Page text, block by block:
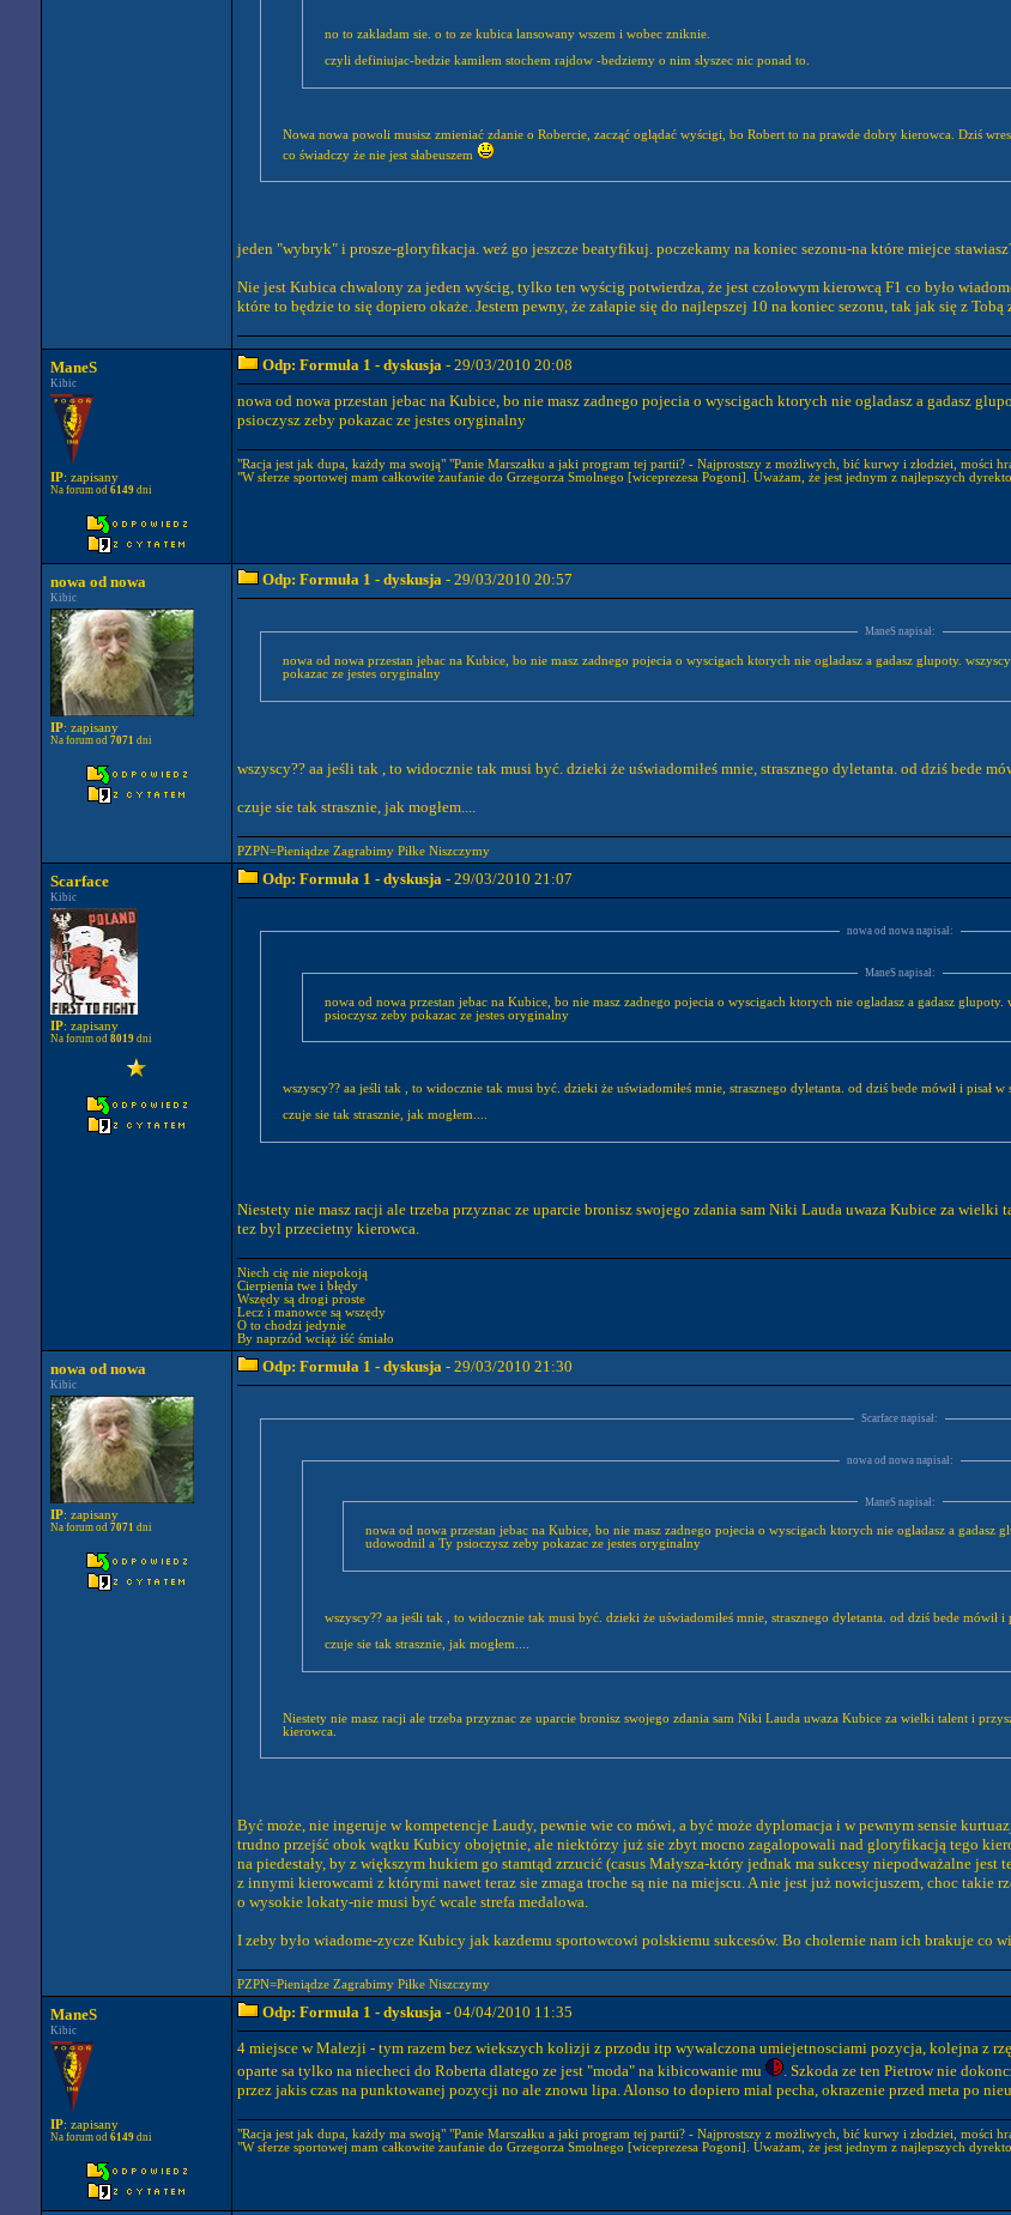
no to zakladam sie. o to ze kubica lansowany wszem i wobec zniknie.
czyli definiujac-bedzie kamilem stochem rajdow -bedziemy o nim slyszec nic ponad to.
Nowa nowa powoli musisz zmieniać zdanie o Robercie, zacząć oglądać wyścigi, bo Robert to na prawde dobry kierowca. Dziś
co świadczy że nie jest słabeuszem
jeden "wybryk" i prosze-gloryfikacja. weź go jeszcze beatyfikuj. poczekamy na koniec sezonu-na które miejce
Nie jest Kubica chwalony za jeden wyścig, tylko ten wyścig potwierdza, że jest czołowym kierowcą F1 co było
które to będzie to się dopiero okaże. Jestem pewny, że załapie się do najlepszej 10 na koniec sezonu, tak jak się z
ManeS
Kibic
IP: zapisany
Na forum od 6149 dni
Odp: Formuła 1 - dyskusja - 29/03/2010 20:08
nowa od nowa przestan jebac na Kubice, bo nie masz zadnego pojecia o wyscigach ktorych nie ogladasz a gadasz
psioczysz zeby pokazac ze jestes oryginalny
"Racja jest jak dupa, każdy ma swoją" "Panie Marszałku a jaki program tej partii? - Najprostszy z możliwych, bić kurwy i złodziei, mości
"W sferze sportowej mam całkowite zaufanie do Grzegorza Smolnego [wiceprezesa Pogoni]. Uważam, że jest jednym z najlepszych
nowa od nowa
Kibic
IP: zapisany
Na forum od 7071 dni
Odp: Formuła 1 - dyskusja - 29/03/2010 20:57
ManeS napisał:
nowa od nowa przestan jebac na Kubice, bo nie masz zadnego pojecia o wyscigach ktorych nie ogladasz a gadasz glupoty.
pokazac ze jestes oryginalny
wszyscy?? aa jeśli tak , to widocznie tak musi być. dzieki że uświadomiłeś mnie, strasznego dyletanta. od dziś bede
czuje sie tak strasznie, jak mogłem....
PZPN=Pieniądze Zagrabimy Piłke Niszczymy
Scarface
Kibic
IP: zapisany
Na forum od 8019 dni
Odp: Formuła 1 - dyskusja - 29/03/2010 21:07
nowa od nowa napisał:
ManeS napisał:
nowa od nowa przestan jebac na Kubice, bo nie masz zadnego pojecia o wyscigach ktorych nie ogladasz a gadasz
psioczysz zeby pokazac ze jestes oryginalny
wszyscy?? aa jeśli tak , to widocznie tak musi być. dzieki że uświadomiłeś mnie, strasznego dyletanta. od dziś bede mówił i pisał
czuje sie tak strasznie, jak mogłem....
Niestety nie masz racji ale trzeba przyznac ze uparcie bronisz swojego zdania sam Niki Lauda uwaza Kubice za wielki
tez byl przecietny kierowca.
Niech cię nie niepokoją
Cierpienia twe i błędy
Wszędy są drogi proste
Lecz i manowce są wszędy
O to chodzi jedynie
By naprzód wciąż iść śmiało
nowa od nowa
Kibic
IP: zapisany
Na forum od 7071 dni
Odp: Formuła 1 - dyskusja - 29/03/2010 21:30
Scarface napisał:
nowa od nowa napisał:
ManeS napisał:
nowa od nowa przestan jebac na Kubice, bo nie masz zadnego pojecia o wyscigach ktorych nie ogladasz a gadasz
udowodnil a Ty psioczysz zeby pokazac ze jestes oryginalny
wszyscy?? aa jeśli tak , to widocznie tak musi być. dzieki że uświadomiłeś mnie, strasznego dyletanta. od dziś bede mówił
czuje sie tak strasznie, jak mogłem....
Niestety nie masz racji ale trzeba przyznac ze uparcie bronisz swojego zdania sam Niki Lauda uwaza Kubice za wielki talent i
kierowca.
Być może, nie ingeruje w kompetencje Laudy, pewnie wie co mówi, a być może dyplomacja i w pewnym sensie
trudno przejść obok wątku Kubicy obojętnie, ale niektórzy już sie zbyt mocno zagalopowali nad gloryfikacją tego
na piedestały, by z większym hukiem go stamtąd zrzucić (casus Małysza-który jednak ma sukcesy niepodważalne
z innymi kierowcami z którymi nawet teraz sie zmaga troche są nie na miejscu. A nie jest już nowicjuszem, choc takie
o wysokie lokaty-nie musi być wcale strefa medalowa.
I zeby było wiadome-zycze Kubicy jak kazdemu sportowcowi polskiemu sukcesów. Bo cholernie nam ich brakuje co
PZPN=Pieniądze Zagrabimy Piłke Niszczymy
ManeS
Kibic
IP: zapisany
Na forum od 6149 dni
Odp: Formuła 1 - dyskusja - 04/04/2010 11:35
4 miejsce w Malezji - tym razem bez wiekszych kolizji z przodu itp wywalczona umiejetnosciami pozycja, kolejna z
oparte sa tylko na niecheci do Roberta dlatego ze jest "moda" na kibicowanie mu
. Szkoda ze ten Pietrow nie
przez jakis czas na punktowanej pozycji no ale znowu lipa. Alonso to dopiero mial pecha, okrazenie przed meta po
"Racja jest jak dupa, każdy ma swoją" "Panie Marszałku a jaki program tej partii? - Najprostszy z możliwych, bić kurwy i złodziei, mości
"W sferze sportowej mam całkowite zaufanie do Grzegorza Smolnego [wiceprezesa Pogoni]. Uważam, że jest jednym z najlepszych